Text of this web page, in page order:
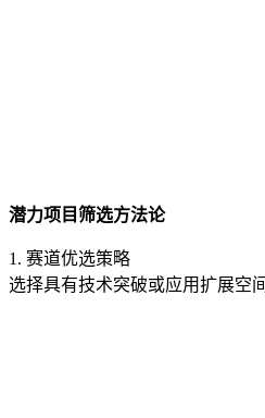
潜力项目筛选方法论
1. 赛道优选策略
选择具有技术突破或应用扩展空